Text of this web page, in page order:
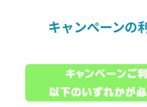
キャンペーンの